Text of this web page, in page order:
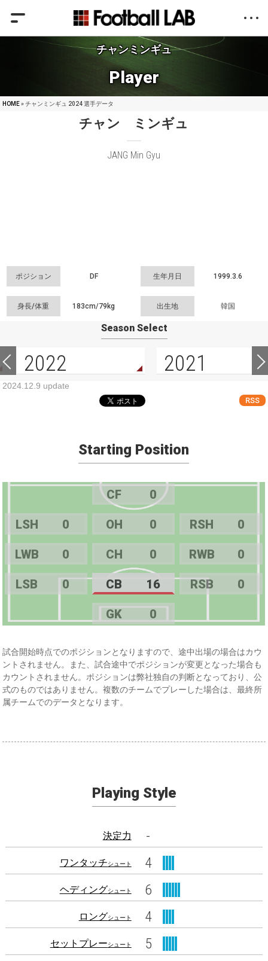
チャンミンギュ
Player
HOME» チャンミンギュ 2024 選手データ
チャン ミンギュ
JANG Min Gyu
ポジション DF 生年月日 1999.3.6
身長/体重 183cm/79kg 出生地 韓国
Season Select
2022 2021
2024.12.9 update
RSS
Starting Position
CF 0
LSH 0 OH 0 RSH 0
LWB 0 CH 0 RWB 0
LSB 0 CB 16 RSB 0
GK 0
試合開始時点でのポジションとなりますので、途中出場の場合はカウ
ントされません。また、試合途中でポジションが変更となった場合も
カウントされません。ポジションは弊社独自の判断となっており、公
式のものではありません。複数のチームでプレーした場合は、最終所
属チームでのデータとなります。
Playing Style
決定力 -
ワンタッチシュート 4
ヘディングシュート 6
ロングシュート 4
セットプレーシュート 5